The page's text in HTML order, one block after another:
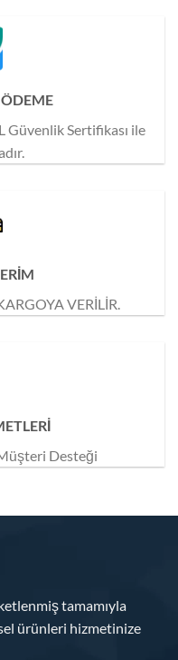
Güvenlik Sertifikası ile
VERİLİR.
Desteği
tamamıyla
ürünleri hizmetinize